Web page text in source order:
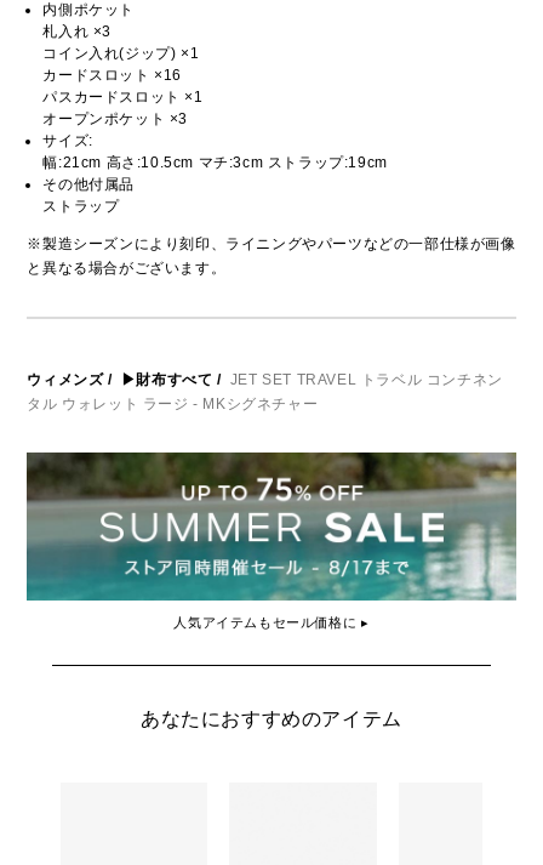
内側ポケット
札入れ ×3
コイン入れ(ジップ) ×1
カードスロット ×16
パスカードスロット ×1
オープンポケット ×3
サイズ:
幅:21cm 高さ:10.5cm マチ:3cm ストラップ:19cm
その他付属品
ストラップ
※製造シーズンにより刻印、ライニングやパーツなどの一部仕様が画像
と異なる場合がございます。
ウィメンズ/ ▶財布すべて / JET SET TRAVEL トラベル コンチネン
タル ウォレット ラージ - MKシグネチャー
人気アイテムもセール価格に ▸
あなたにおすすめのアイテム